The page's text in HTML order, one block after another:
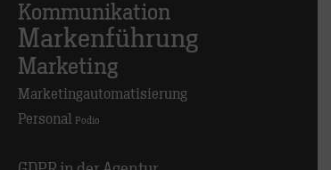
Kommunikation
Markenführung
Marketing
Marketingautomatisierung
Personal Podio